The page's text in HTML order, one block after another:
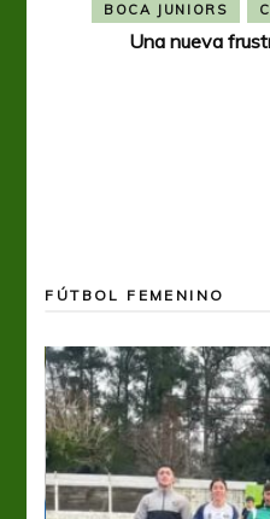
BOCA JUNIORS
Una nueva
FÚTBOL FEMENINO